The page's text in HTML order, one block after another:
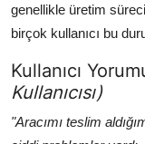
genellikle üretim
birçok kullanıcı bu
Kullanıcı
Kullanıcısı)
"Aracımı teslim